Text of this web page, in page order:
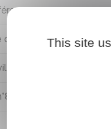
commerce : article
: articles 1358 à 1362
533 du 15 juillet
This site